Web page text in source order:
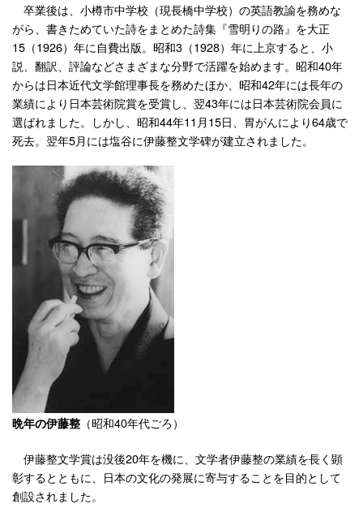
卒業後は、小樽市中学校（現長橋中学校）の英語教諭を務めな
がら、書きためていた詩をまとめた詩集『雪明りの路』を大正
15（1926）年に自費出版。昭和3（1928）年に上京すると、小
説、翻訳、評論などさまざまな分野で活躍を始めます。昭和40年
からは日本近代文学館理事長を務めたほか、昭和42年には長年の
業績により日本芸術院賞を受賞し、翌43年には日本芸術院会員に
選ばれました。しかし、昭和44年11月15日、胃がんにより64歳で
死去。翌年5月には塩谷に伊藤整文学碑が建立されました。
晩年の伊藤整 （昭和40年代ごろ）
伊藤整文学賞は没後20年を機に、文学者伊藤整の業績を長く顕
彰するとともに、日本の文化の発展に寄与することを目的として
創設されました。